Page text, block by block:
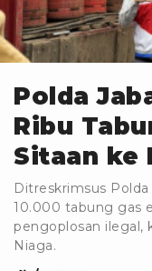
(ANTARA/
Polda
Ribu
Sitaan ke
Ditreskrimsus
10.000 tabung gas
pengoplosan ilegal,
Niaga.